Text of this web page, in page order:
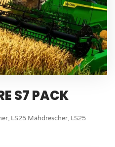
S7 PACK
, LS25 Mähdrescher, LS25